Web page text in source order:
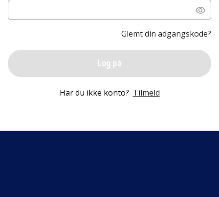
Glemt din adgangskode?
Log på
Har du ikke konto? Tilmeld